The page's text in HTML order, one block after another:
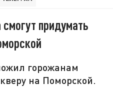
придумать
горожанам
на Поморской.